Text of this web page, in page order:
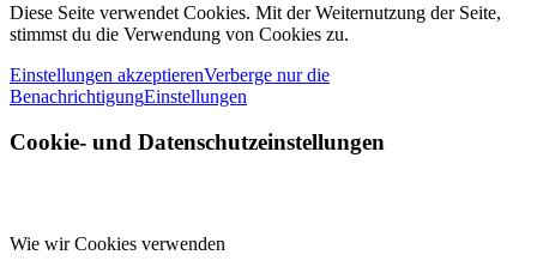
Diese Seite verwendet Cookies. Mit der Weiternutzung der Seite,
stimmst du die Verwendung von Cookies zu.
Einstellungen akzeptierenVerberge nur die
BenachrichtigungEinstellungen
Cookie- und Datenschutzeinstellungen
Wie wir Cookies verwenden